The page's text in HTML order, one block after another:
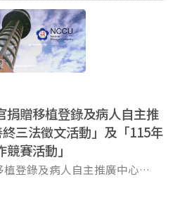
的提升，也使心理健康、社會連
公共議題。為促進跨領域交流與
福祉研究中心規劃辦理「
，邀集國內外學者專家共同探
與未來策略。 【時間】
【活動定位】學術
講座、引導互動、及綜合座
的
踐。 【報名網址】
詳細內容請見下
捐贈移植登錄及病人自主推
三法徵文活動」及「115年
賽活動」
登錄及病人自主推廣中心
活動」及「115年病人自主權